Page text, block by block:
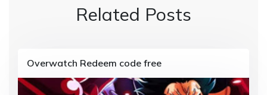
g
Related Posts
Overwatch Redeem code free